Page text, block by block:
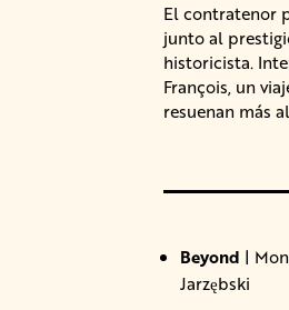
El contratenor
junto al
historicista.
François, un
resuenan más
Beyond |
Jarzębski